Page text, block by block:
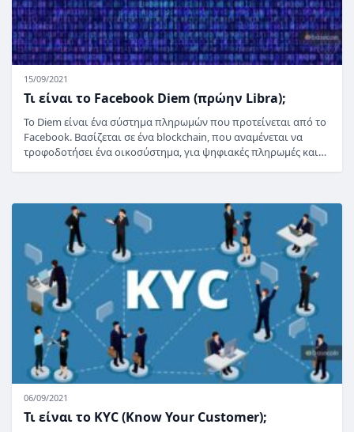
15/09/2021
Τι είναι το Facebook Diem (πρώην Libra);
Το Diem είναι ένα σύστημα πληρωμών που προτείνεται από το
Facebook. Βασίζεται σε ένα blockchain, που αναμένεται να
τροφοδοτήσει ένα οικοσύστημα, για ψηφιακές πληρωμές και…
06/09/2021
Τι είναι το KYC (Know Your Customer);